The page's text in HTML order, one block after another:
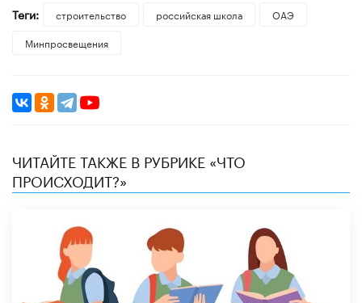
Теги:
строительство российская школа
ОАЭ
Минпросвещения
ЧИТАЙТЕ ТАКЖЕ В РУБРИКЕ «ЧТО
ПРОИСХОДИТ?»